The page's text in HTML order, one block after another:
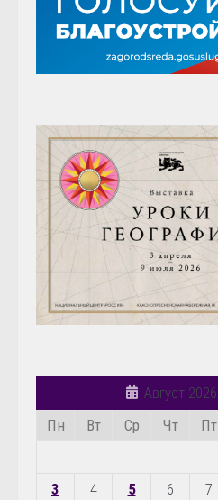
Август 2026
Пн
Вт Ср Чт Пт
3
4 5 6 7